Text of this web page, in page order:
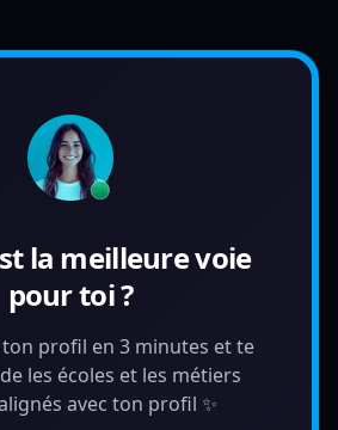
la meilleure voie
pour toi ?
ton profil en 3 minutes et te
les écoles et les métiers
avec ton profil ✨